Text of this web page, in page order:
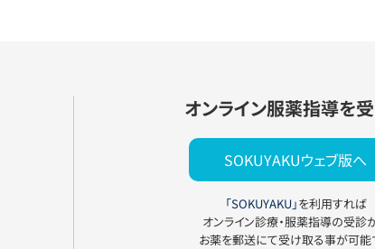
オンライン服薬指導を
SOKUYAKUウェブ版へ
「SOKUYAKU」を利用すれば
オンライン診療・服薬指導の受診
お薬を郵送にて受け取る事が可能